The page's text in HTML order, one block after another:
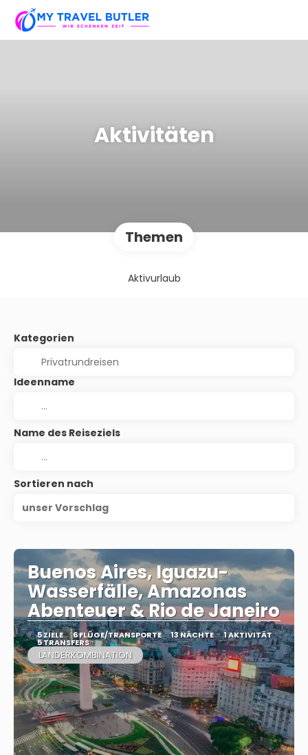
Aktivitäten
Themen
Aktivurlaub
Kategorien
Ideenname
Name des Reiseziels
Sortieren nach
unser Vorschlag
Buenos Aires, Iguazu-
Wasserfälle, Amazonas
Abenteuer & Rio de Janeiro
5 ZIELE 6 FLÜGE/TRANSPORTE 13 NÄCHTE 1 AKTIVITÄT
5 TRANSFERS
LÄNDERKOMBINATION